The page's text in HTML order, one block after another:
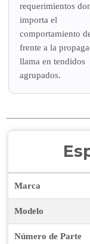
requerimientos
importa el
comportamiento
frente a la
llama en tendidos
agrupados.
Marca
Modelo
Número de Parte